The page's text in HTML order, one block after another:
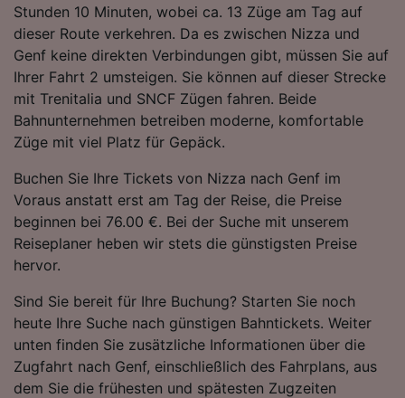
Stunden 10 Minuten, wobei ca. 13 Züge am Tag auf
dieser Route verkehren. Da es zwischen Nizza und
Genf keine direkten Verbindungen gibt, müssen Sie auf
Ihrer Fahrt 2 umsteigen. Sie können auf dieser Strecke
mit Trenitalia und SNCF Zügen fahren. Beide
Bahnunternehmen betreiben moderne, komfortable
Züge mit viel Platz für Gepäck.
Buchen Sie Ihre Tickets von Nizza nach Genf im
Voraus anstatt erst am Tag der Reise, die Preise
beginnen bei 76.00 €. Bei der Suche mit unserem
Reiseplaner heben wir stets die günstigsten Preise
hervor.
Sind Sie bereit für Ihre Buchung? Starten Sie noch
heute Ihre Suche nach günstigen Bahntickets. Weiter
unten finden Sie zusätzliche Informationen über die
Zugfahrt nach Genf, einschließlich des Fahrplans, aus
dem Sie die frühesten und spätesten Zugzeiten
Folgendes bereitzustellen:
Verwendung genauer Standortdaten.
Endgeräteeigenschaften zur Identifikation
aktiv abfragen. Speichern von oder Zugriff auf
Informationen auf einem Endgerät.
Personalisierte Werbung und Inhalte, Messung
von Werbeleistung und der Performance von
Inhalten, Zielgruppenforschung sowie
Angeboten.
Liste der Partner (Lieferanten)